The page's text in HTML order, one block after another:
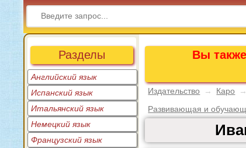
Разделы
Английский язык
Испанский язык
Итальянский язык
Немецкий язык
Французский язык
Вы
Издательство → Каро
→
Развивающая и